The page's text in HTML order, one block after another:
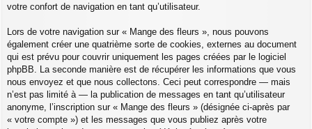
votre confort de navigation en tant qu’utilisateur.
Lors de votre navigation sur « Mange des fleurs », nous pouvons
également créer une quatrième sorte de cookies, externes au document
qui est prévu pour couvrir uniquement les pages créées par le logiciel
phpBB. La seconde manière est de récupérer les informations que vous
nous envoyez et que nous collectons. Ceci peut correspondre — mais
n’est pas limité à — la publication de messages en tant qu’utilisateur
anonyme, l’inscription sur « Mange des fleurs » (désignée ci-après par
« votre compte ») et les messages que vous publiez après votre